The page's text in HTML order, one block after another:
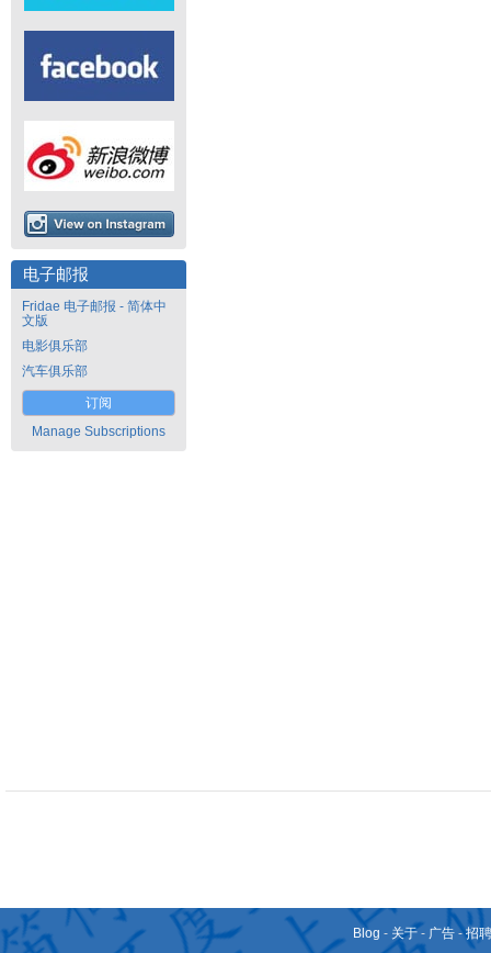
电子邮报
Fridae 电子邮报 - 简体中
文版
电影俱乐部
汽车俱乐部
订阅
Manage Subscriptions
Blog - 关于 - 广告 -招